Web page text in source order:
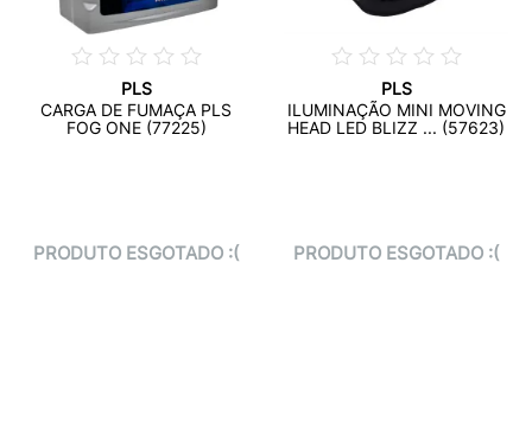
PLS
CARGA DE FUMAÇA PLS
FOG ONE (77225)
PRODUTO ESGOTADO :(
PLS
ILUMINAÇÃO MINI MOVING
HEAD LED BLIZZ ... (57623)
PRODUTO ESGOTADO :(